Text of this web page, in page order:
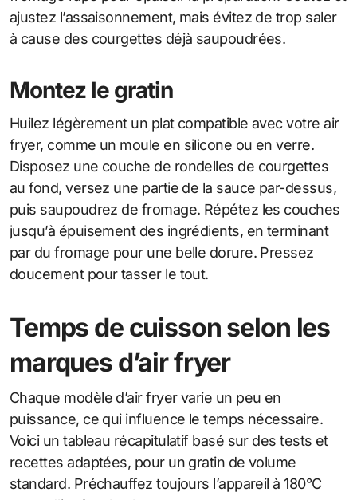
ajustez l’assaisonnement, mais évitez de trop saler
à cause des courgettes déjà saupoudrées.
Montez le gratin
Huilez légèrement un plat compatible avec votre air
fryer, comme un moule en silicone ou en verre.
Disposez une couche de rondelles de courgettes
au fond, versez une partie de la sauce par-dessus,
puis saupoudrez de fromage. Répétez les couches
jusqu’à épuisement des ingrédients, en terminant
par du fromage pour une belle dorure. Pressez
doucement pour tasser le tout.
Temps de cuisson selon les
marques d’air fryer
Chaque modèle d’air fryer varie un peu en
puissance, ce qui influence le temps nécessaire.
Voici un tableau récapitulatif basé sur des tests et
recettes adaptées, pour un gratin de volume
standard. Préchauffez toujours l’appareil à 180°C